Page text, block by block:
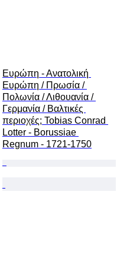
Ευρώπη - Ανατολική
Ευρώπη / Πρωσία /
Πολωνία / Λιθουανία /
Γερμανία / Βαλτικές
περιοχές; Tobias Conrad
Lotter - Borussiae
Regnum - 1721-1750